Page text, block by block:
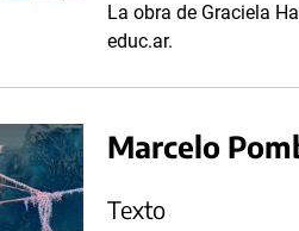
La obra de Graciela
educ.ar.
Marcelo
Texto